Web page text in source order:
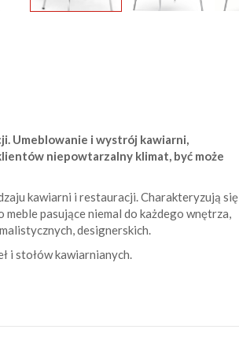
Umeblowanie i wystrój kawiarni,
niepowtarzalny klimat, być może
kawiarni i restauracji. Charakteryzują się
pasujące niemal do każdego wnętrza,
designerskich.
i stołów kawiarnianych.